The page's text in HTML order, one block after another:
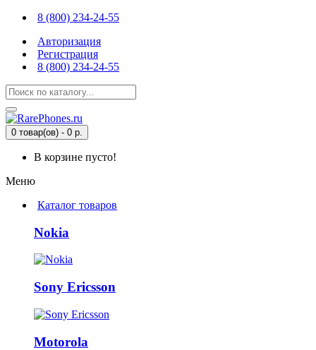
8 (800) 234-24-55
Авторизация
Регистрация
8 (800) 234-24-55
0 товар(ов) - 0 р.
В корзине пусто!
Меню
Каталог товаров
Nokia
Sony Ericsson
Motorola